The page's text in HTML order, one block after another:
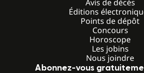
Avis de décès
Éditions
Points de dépôt
Concours
Horoscope
Les jobins
Nous joindre
Abonnez-vous